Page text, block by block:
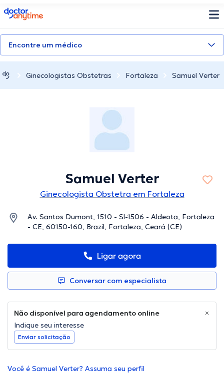
doctoranytime
Encontre um médico
Ginecologistas Obstetras Fortaleza Samuel Verter
Samuel Verter
Ginecologista Obstetra em Fortaleza
Av. Santos Dumont, 1510 - Sl-1506 - Aldeota, Fortaleza
- CE, 60150-160, Brazil, Fortaleza, Ceará (CE)
Ligar agora
Conversar com especialista
Não disponível para agendamento online
Indique seu interesse
Enviar solicitação
Você é Samuel Verter? Assuma seu perfil